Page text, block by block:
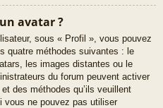
avatar ?
sous « Profil », vous pouvez
quatre méthodes suivantes : le
les images distantes ou le
du forum peuvent activer
des méthodes qu’ils veuillent
vous ne pouvez pas utiliser